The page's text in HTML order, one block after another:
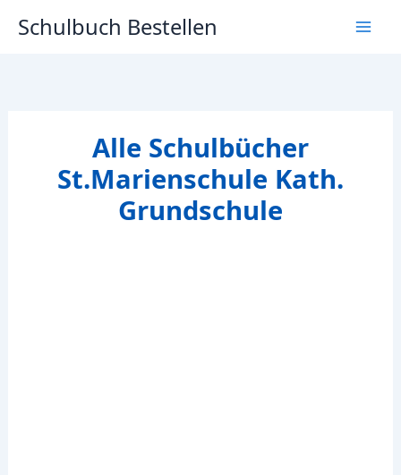
InhaltSchulbuch Bestellen
Alle Schulbücher
St.Marienschule Kath.
Grundschule